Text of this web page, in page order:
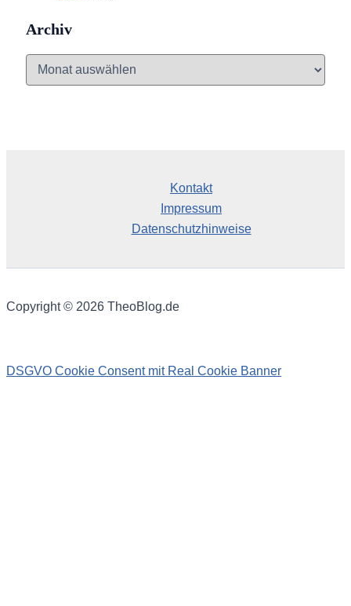
Archiv
Kontakt
Impressum
Datenschutzhinweise
Copyright © 2026 TheoBlog.de
DSGVO Cookie Consent mit Real Cookie Banner